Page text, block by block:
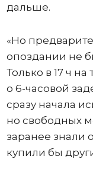
дальше.
«Но
опоздании не
Только в 17 ч
о 6-часовой
сразу начала
но свободных
заранее знали
купили бы